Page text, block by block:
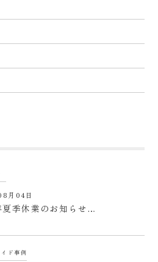
月04日
季休業のお知らせ…
ド事例